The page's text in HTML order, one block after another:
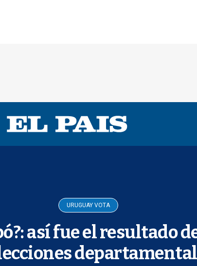
URUGUAY VOTA
así fue el resultado